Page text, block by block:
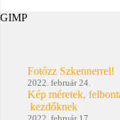
GIMP
Fotózz Szkennerrel!
2022. február 24.
Kép méretek,
kezdőknek